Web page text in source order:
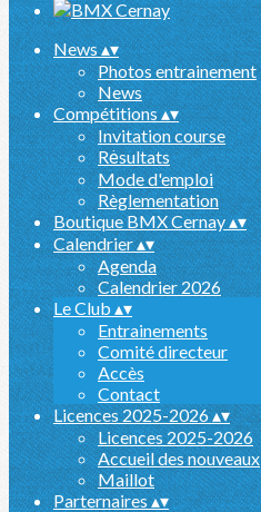
News▴▾
Photos entrainement
News
Compétitions▴▾
Invitation course
Rėsultats
Mode d'emploi
Règlementation
Boutique BMX Cernay▴▾
Calendrier▴▾
Agenda
Calendrier 2026
Le Club ▴▾
Entrainements
Comité directeur
Accès
Contact
Licences 2025-2026▴▾
Licences 2025-2026
Accueil des nouveaux
Maillot
Parternaires▴▾